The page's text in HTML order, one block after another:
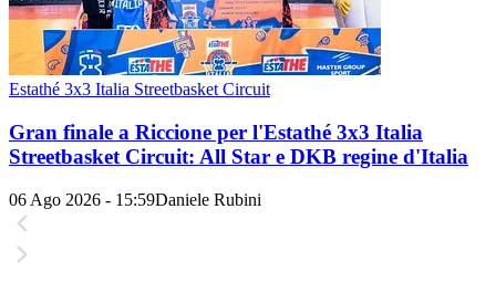
Estathé 3x3 Italia Streetbasket Circuit
Gran finale a Riccione per l'Estathé 3x3 Italia
Streetbasket Circuit: All Star e DKB regine d'Italia
06 Ago 2026 - 15:59Daniele Rubini